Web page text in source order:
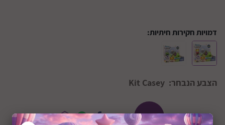
דמויות חקירות חיתיות:
הצבע הנבחר: Kit Casey
+36M שיתוף: